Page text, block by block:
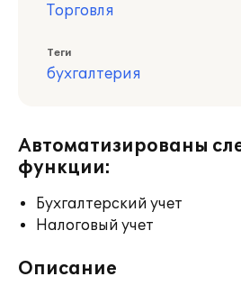
Торговля
Теги
бухгалтерия
Автоматизированы
функции:
Бухгалтерский учет
Налоговый учет
Описание